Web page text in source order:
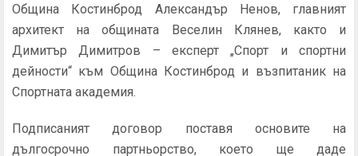
Община Костинброд Александър Ненов, главният
архитект на общината Веселин Клянев, както и
Димитър Димитров – експерт „Спорт и спортни
дейности“ към Община Костинброд и възпитаник на
Спортната академия.
Подписаният договор поставя основите на
дългосрочно партньорство, което ще даде